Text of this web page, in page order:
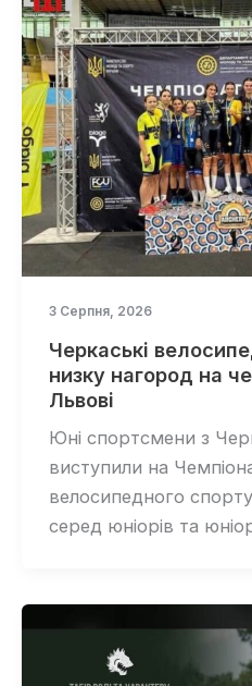
3 Серпня, 2026
Черкаські
низку нагород на
Львові
Юні спортсмени з
виступили на
велосипедного
серед юніорів та